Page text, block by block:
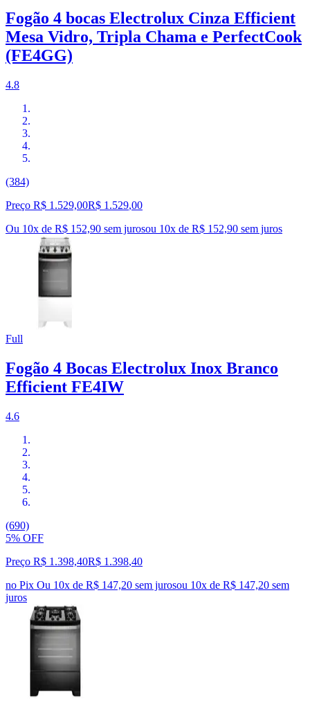
Fogão 4 bocas Electrolux Cinza Efficient
Mesa Vidro, Tripla Chama e PerfectCook
(FE4GG)
4.8
(384)
Preço R$ 1.529,00R$ 1.529,00
Ou 10x de R$ 152,90 sem jurosou 10x de R$ 152,90 sem juros
Full
Fogão 4 Bocas Electrolux Inox Branco
Efficient FE4IW
4.6
(690)
5% OFF
Preço R$ 1.398,40R$ 1.398,40
no Pix Ou 10x de R$ 147,20 sem jurosou 10x de R$ 147,20 sem
juros